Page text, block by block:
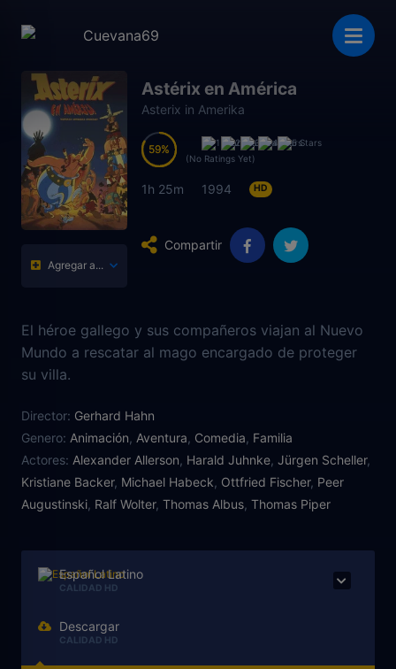
Agregar a...
Astérix en América
Asterix in Amerika
59
59
(No Ratings Yet)
1h 25m 1994 HD
Compartir
El héroe gallego y sus compañeros viajan al Nuevo
Mundo a rescatar al mago encargado de proteger
su villa.
Director: Gerhard Hahn
Genero: Animación Aventura Comedia Familia
Actores: Alexander Allerson Harald Juhnke Jürgen Scheller,
Kristiane Backer, Michael Habeck Ottfried Fischer, Peer
Augustinski Ralf Wolter, Thomas Albus Thomas Piper
Español Latino
CALIDAD HD
Descargar
CALIDAD HD